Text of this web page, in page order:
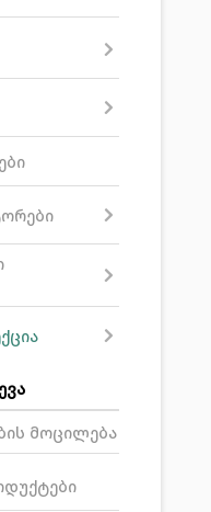
მოცილება